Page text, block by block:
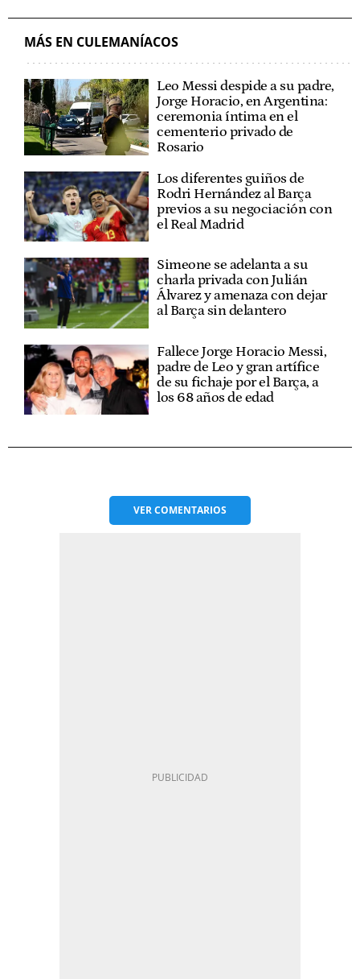
MÁS EN CULEMANÍACOS
Leo Messi despide a su padre,
Jorge Horacio, en Argentina:
ceremonia íntima en el
cementerio privado de
Rosario
Los diferentes guiños de
Rodri Hernández al Barça
previos a su negociación con
el Real Madrid
Simeone se adelanta a su
charla privada con Julián
Álvarez y amenaza con dejar
al Barça sin delantero
Fallece Jorge Horacio Messi,
padre de Leo y gran artífice
de su fichaje por el Barça, a
los 68 años de edad
VERCOMENTARIOS